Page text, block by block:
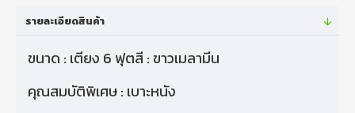
รายละเอียดสินค้า
ขนาด : เตียง 6 ฟุตสี : ขาวเมลามีน
คุณสมบัติพิเศษ : เบาะหนัง